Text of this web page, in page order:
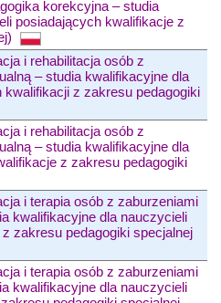
korekcyjna – studia
posiadających kwalifikacje z
i rehabilitacja osób z
– studia kwalifikacyjne dla
z zakresu pedagogiki
i rehabilitacja osób z
– studia kwalifikacyjne dla
z zakresu pedagogiki
i terapia osób z zaburzeniami
kwalifikacyjne dla nauczycieli
zakresu pedagogiki specjalnej
i terapia osób z zaburzeniami
kwalifikacyjne dla nauczycieli